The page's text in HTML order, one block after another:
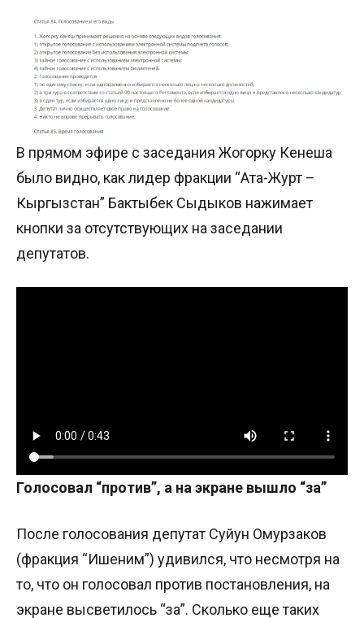
В прямом эфире с заседания Жогорку Кенеша
было видно, как лидер фракции “Ата-Журт –
Кыргызстан” Бактыбек Сыдыков нажимает
кнопки за отсутствующих на заседании
депутатов.
Голосовал “против”, а на экране вышло “за”
После голосования депутат Суйун Омурзаков
(фракция “Ишеним”) удивился, что несмотря на
то, что он голосовал против постановления, на
экране высветилось “за”. Сколько еще таких